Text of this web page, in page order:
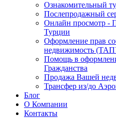
Ознакомительный
Послепродажный
Онлайн просмотр -
Турции
Оформление прав
недвижимость
Помощь в
Гражданства
Продажа Вашей
Трансфер из/до
Блог
О Компании
Контакты